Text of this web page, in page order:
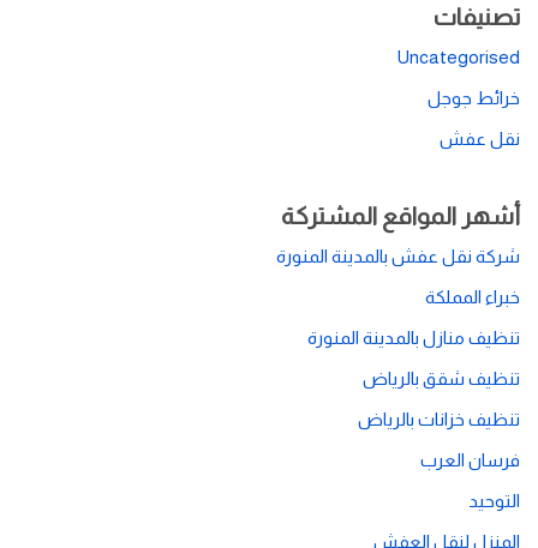
تصنيفات
Uncategorised
خرائط جوجل
نقل عفش
أشهر المواقع المشتركة
شركة نقل عفش بالمدينة المنورة
خبراء المملكة
تنظيف منازل بالمدينة المنورة
تنظيف شقق بالرياض
تنظيف خزانات بالرياض
فرسان العرب
التوحيد
المنزل لنقل العفش